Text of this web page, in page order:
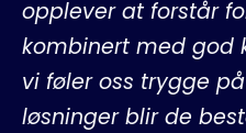
opplever at forstår
kombinert med god
vi føler oss trygge
løsninger blir de